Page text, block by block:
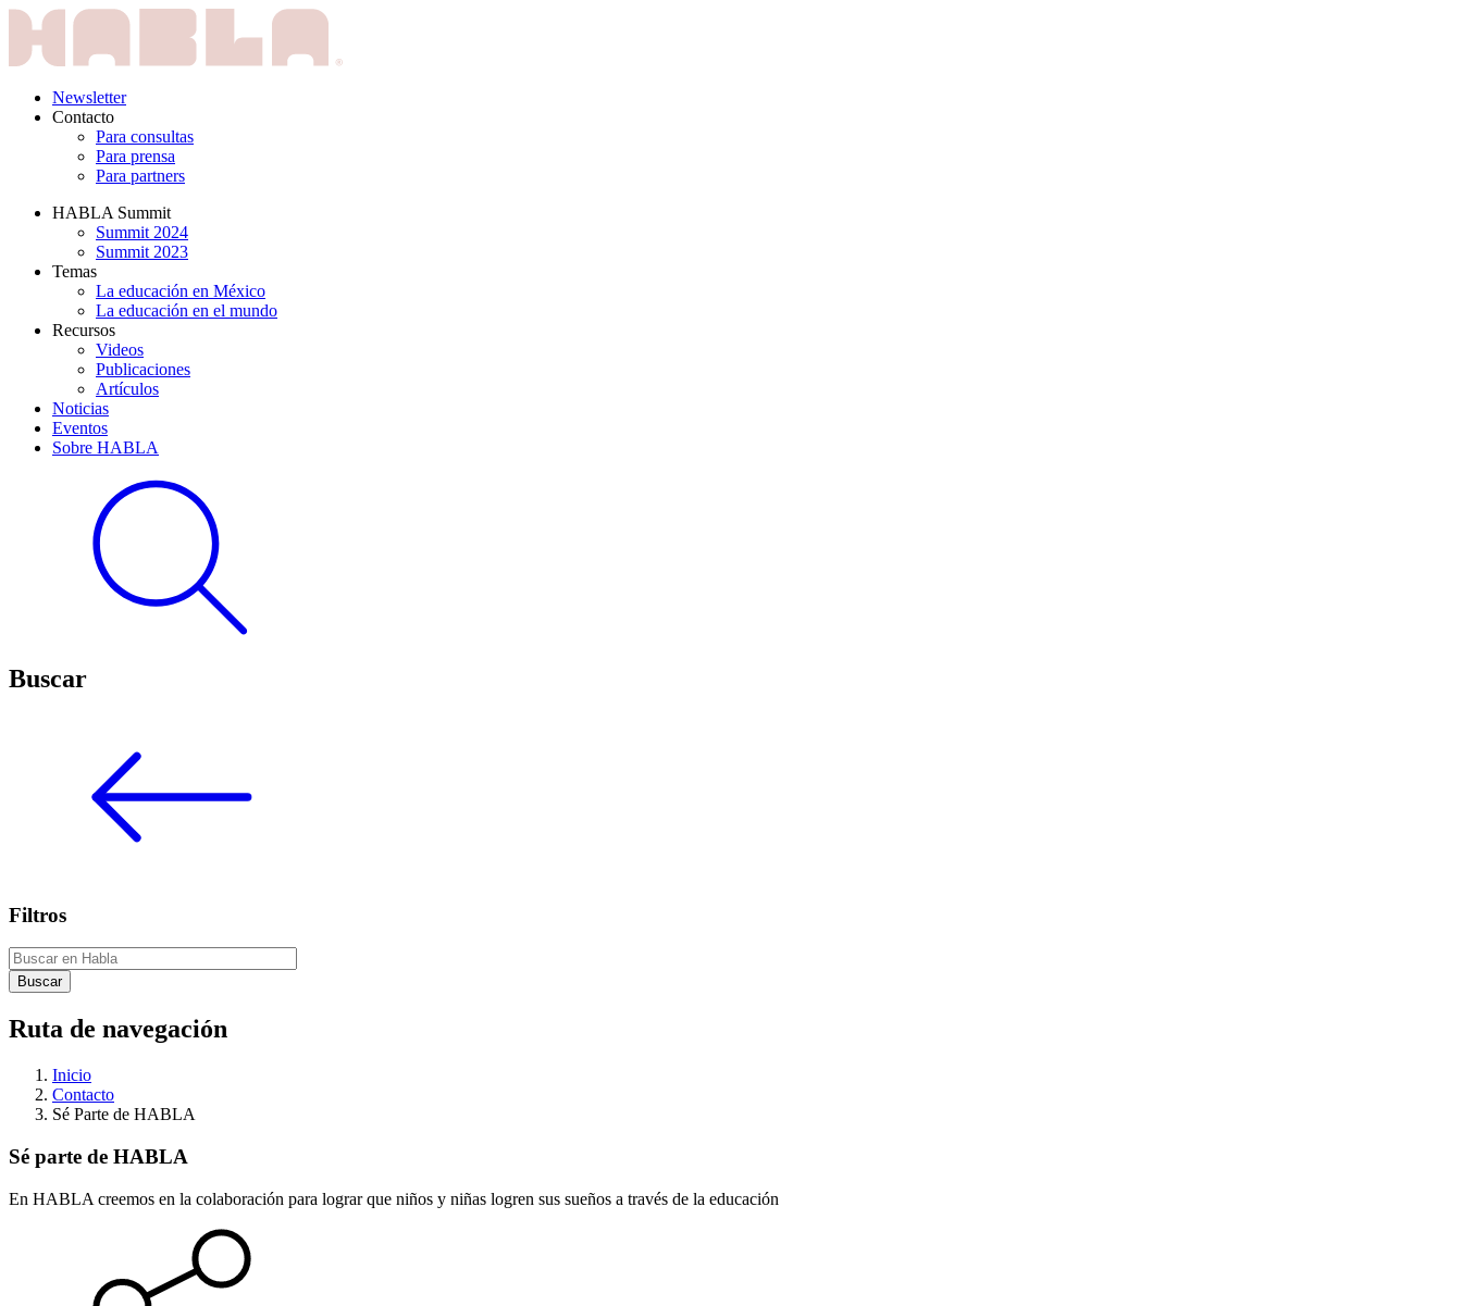
Newsletter
Contacto
Para consultas
Para prensa
Para partners
HABLA Summit
Summit 2024
Summit 2023
Temas
La educación en México
La educación en el mundo
Recursos
Videos
Publicaciones
Artículos
Noticias
Eventos
Sobre HABLA
Buscar
Filtros
Ruta de navegación
Inicio
Contacto
Sé Parte de HABLA
Sé parte de HABLA
En HABLA creemos en la colaboración para lograr que niños y niñas logren sus sueños a través de la educación